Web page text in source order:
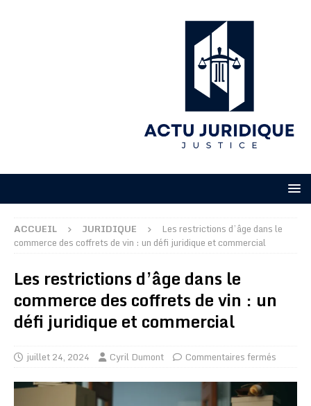
ACCUEIL JURIDIQUE
Les restrictions d’âge dans le
commerce des coffrets de vin : un défi juridique et commercial
Les restrictions d’âge dans le
commerce des coffrets de vin : un
défi juridique et commercial
juillet 24, 2024 Cyril Dumont Commentaires fermés